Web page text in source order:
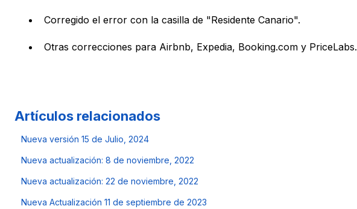
Corregido el error con la casilla de "Residente Canario".
Otras correcciones para Airbnb, Expedia, Booking.com y PriceLabs.
Artículos relacionados
Nueva versión 15 de Julio, 2024
Nueva actualización: 8 de noviembre, 2022
Nueva actualización: 22 de noviembre, 2022
Nueva Actualización 11 de septiembre de 2023